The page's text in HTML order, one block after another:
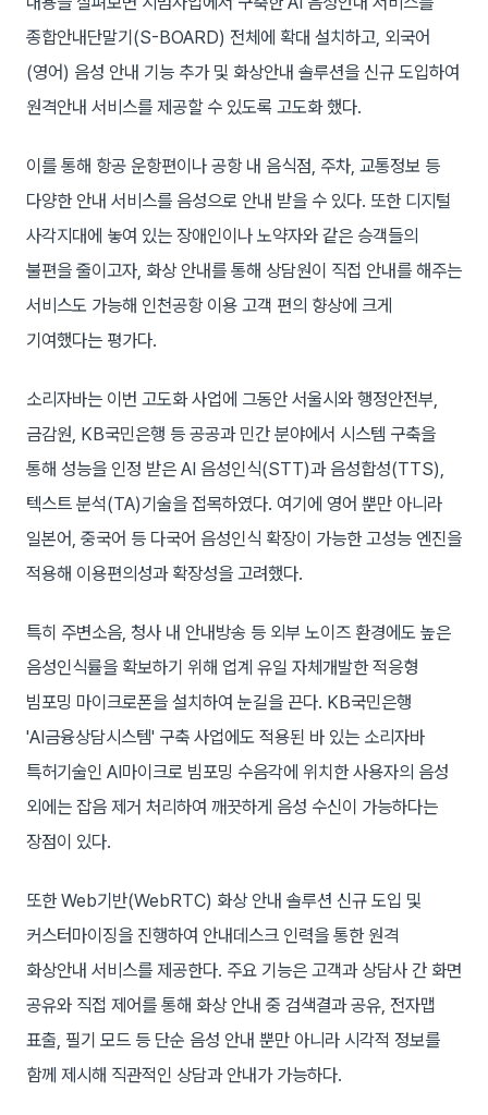
종합안내단말기(S-BOARD) 전체에 확대 설치하고, 외국어
(영어) 음성 안내 기능 추가 및 화상안내 솔루션을 신규 도입하여
원격안내 서비스를 제공할 수 있도록 고도화 했다.
이를 통해 항공 운항편이나 공항 내 음식점, 주차, 교통정보 등
다양한 안내 서비스를 음성으로 안내 받을 수 있다. 또한 디지털
사각지대에 놓여 있는 장애인이나 노약자와 같은 승객들의
불편을 줄이고자, 화상 안내를 통해 상담원이 직접 안내를 해주는
서비스도 가능해 인천공항 이용 고객 편의 향상에 크게
기여했다는 평가다.
소리자바는 이번 고도화 사업에 그동안 서울시와 행정안전부,
금감원, KB국민은행 등 공공과 민간 분야에서 시스템 구축을
통해 성능을 인정 받은 AI 음성인식(STT)과 음성합성(TTS),
텍스트 분석(TA)기술을 접목하였다. 여기에 영어 뿐만 아니라
일본어, 중국어 등 다국어 음성인식 확장이 가능한 고성능 엔진을
적용해 이용편의성과 확장성을 고려했다.
특히 주변소음, 청사 내 안내방송 등 외부 노이즈 환경에도 높은
음성인식률을 확보하기 위해 업계 유일 자체개발한 적응형
빔포밍 마이크로폰을 설치하여 눈길을 끈다. KB국민은행
'AI금융상담시스템' 구축 사업에도 적용된 바 있는 소리자바
특허기술인 AI마이크로 빔포밍 수음각에 위치한 사용자의 음성
외에는 잡음 제거 처리하여 깨끗하게 음성 수신이 가능하다는
장점이 있다.
또한 Web기반(WebRTC) 화상 안내 솔루션 신규 도입 및
커스터마이징을 진행하여 안내데스크 인력을 통한 원격
화상안내 서비스를 제공한다. 주요 기능은 고객과 상담사 간 화면
공유와 직접 제어를 통해 화상 안내 중 검색결과 공유, 전자맵
표출, 필기 모드 등 단순 음성 안내 뿐만 아니라 시각적 정보를
함께 제시해 직관적인 상담과 안내가 가능하다.